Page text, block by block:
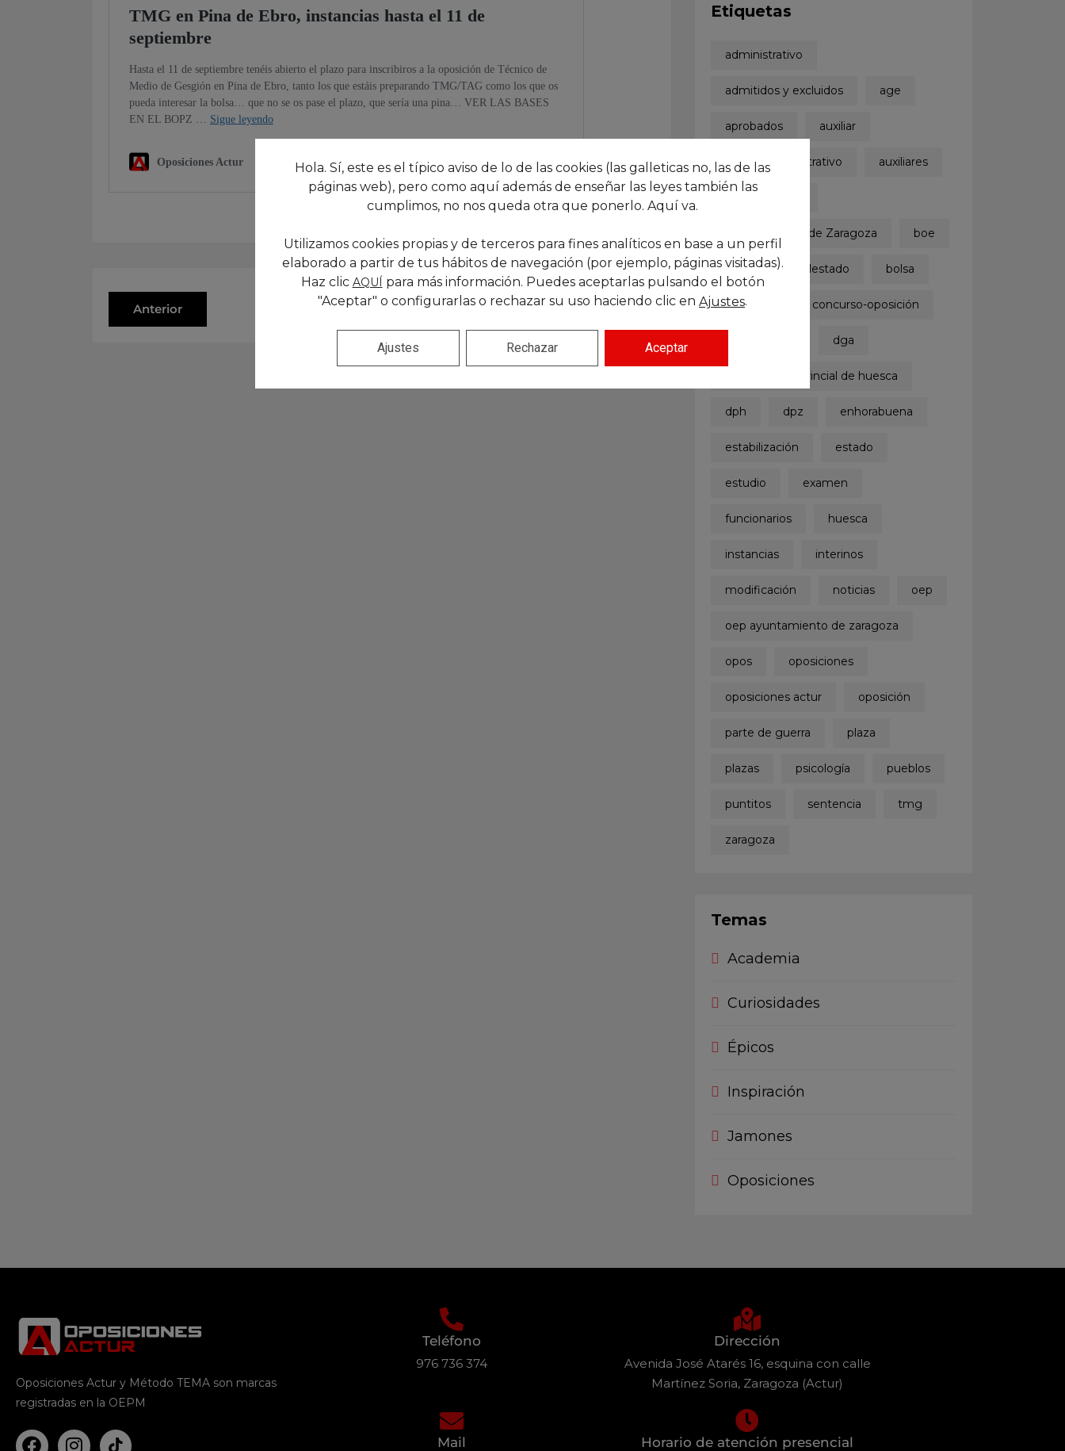
Anterior Siguiente
Etiquetas
administrativo
admitidos y excluidos age
aprobados auxiliar
auxiliar administrativo auxiliares
Ayuntamiento de Zaragoza boe
boletinoficialdelestado bolsa
concurso concurso-oposición
dga
diputación provincial de huesca
dph dpz enhorabuena
estabilización estado
estudio examen
funcionarios huesca
instancias interinos
modificación noticias oep
oep ayuntamiento de zaragoza
opos oposiciones
oposiciones actur oposición
parte de guerra plaza
plazas psicología pueblos
puntitos sentencia tmg
zaragoza
Temas
Academia
Curiosidades
Épicos
Inspiración
Jamones
Oposiciones
Oposiciones Actur y Método TEMA son marcas
registradas en la OEPM
Teléfono
976 736 374
Mail
Dirección
Avenida José Atarés 16, esquina con calle
Martínez Soria, Zaragoza (Actur)
Horario de atención presencial
Hola. Sí, este es el típico aviso de lo de las cookies (las galleticas no, las de las
páginas web), pero como aquí además de enseñar las leyes también las
cumplimos, no nos queda otra que ponerlo. Aquí va.
Utilizamos cookies propias y de terceros para fines analíticos en base a un perfil
elaborado a partir de tus hábitos de navegación (por ejemplo, páginas visitadas).
Haz clic AQUÍ para más información. Puedes aceptarlas pulsando el botón
"Aceptar" o configurarlas o rechazar su uso haciendo clic en Ajustes.
Aceptar
Rechazar
Ajustes